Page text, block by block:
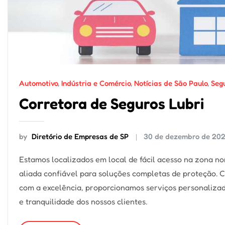
Automotivo, Indústria e Comércio, Notícias de São Paulo,
Corretora de Seguros Lubri
by Diretório de Empresas de SP 30 de dezembro de
Estamos localizados em local de fácil acesso na zona
aliada confiável para soluções completas de proteção.
com a excelência, proporcionamos serviços
e tranquilidade dos nossos clientes.